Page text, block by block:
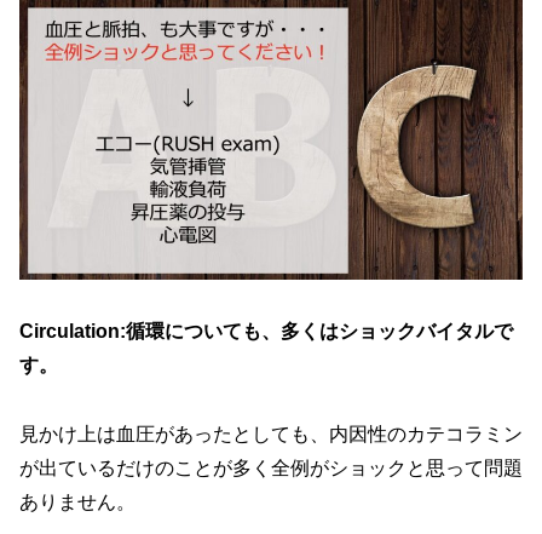
Circulation:循環についても、多くはショックバイタルで
す。
見かけ上は血圧があったとしても、内因性のカテコラミン
が出ているだけのことが多く全例がショックと思って問題
ありません。